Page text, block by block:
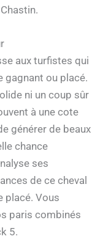
aux turfistes qui
gagnant ou placé.
ni un coup sûr
à une cote
générer de beaux
chance
ses
de ce cheval
placé. Vous
paris combinés
5.